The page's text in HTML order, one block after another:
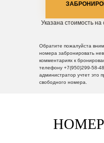
Указана стоимость
Обратите пожалуйста
номера забронировать
комментариях к
телефону +7(950)299-58-
администратор учтет это
свободного номера.